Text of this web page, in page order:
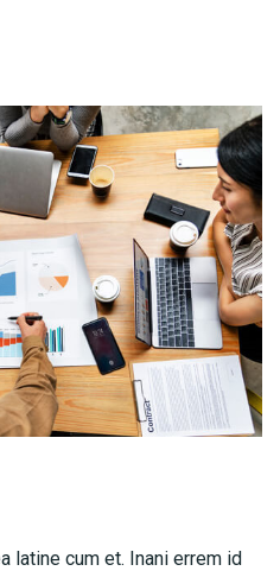
latine cum et. Inani errem id